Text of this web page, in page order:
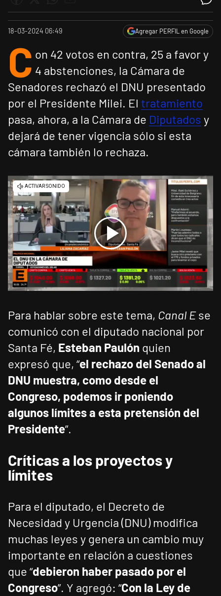
18-03-2024 06:49 Agregar PERFIL en Google
C on 42 votos en contra, 25 a favor y
4 abstenciones, la Cámara de
Senadores rechazó el DNU presentado
por el Presidente Milei. El tratamiento
pasa, ahora, a la Cámara de Diputados y
dejará de tener vigencia sólo si esta
cámara también lo rechaza.
Para hablar sobre este tema, Canal Ese
comunicó con el diputado nacional por
Santa Fé, Esteban Paulón quien
expresó que, “el rechazo del Senado al
DNU muestra, como desde el
Congreso, podemos ir poniendo
algunos límites a esta pretensión del
Presidente”.
Críticas a los proyectos y
límites
Para el diputado, el Decreto de
Necesidad y Urgencia (DNU) modifica
muchas leyes y genera un cambio muy
importante en relación a cuestiones
que “debieron haber pasado por el
Congreso”. Y agregó: “Con la Ley de